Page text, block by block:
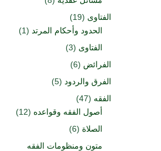
الفتاوى (19)
الحدود وأحكام المرتد (1)
الفتاوى (3)
الفرائض (6)
الفرق والردود (5)
الفقه (47)
أصول الفقه وقواعده (12)
الصلاة (6)
متون ومنظومات الفقه